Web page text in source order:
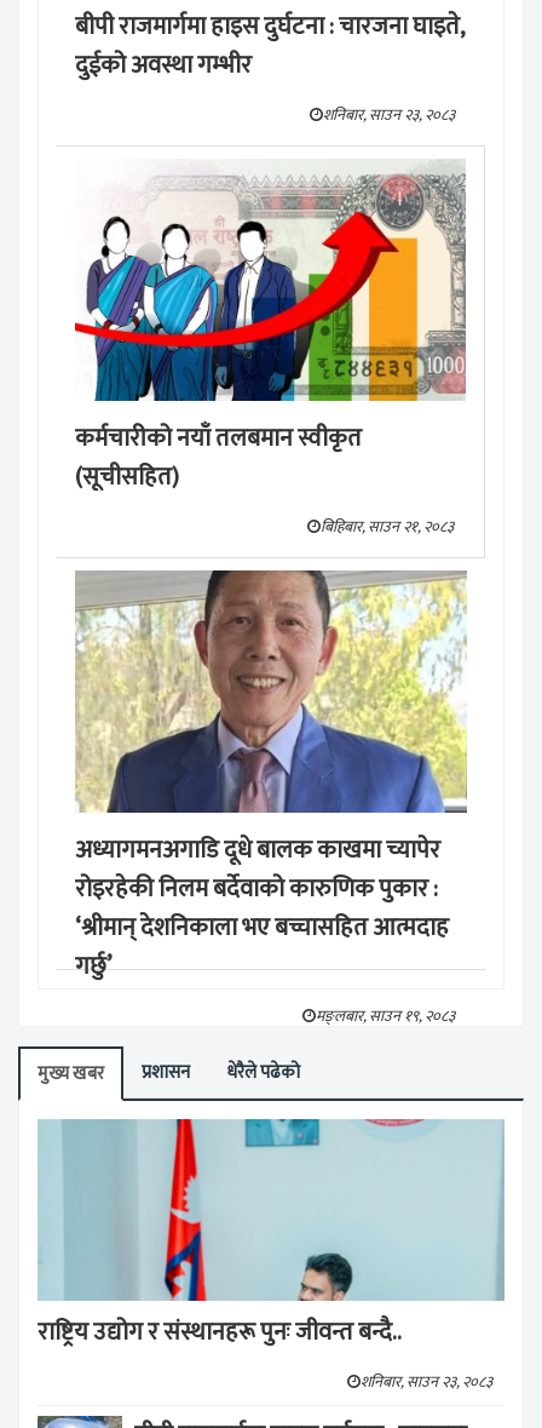
बीपी राजमार्गमा हाइस दुर्घटना : चारजना घाइते,
दुईको अवस्था गम्भीर
शनिबार, साउन २३, २०८३
कर्मचारीको नयाँ तलबमान स्वीकृत
(सूचीसहित)
बिहिबार, साउन २१, २०८३
अध्यागमनअगाडि दूधे बालक काखमा च्यापेर
रोइरहेकी निलम बर्देवाको कारुणिक पुकार :
‘श्रीमान् देशनिकाला भए बच्चासहित आत्मदाह
गर्छु’
मङ्लबार, साउन १९, २०८३
मुख्य खबर प्रशासन धेरैले पढेको
राष्ट्रिय उद्योग र संस्थानहरू पुनः जीवन्त बन्दै..
शनिबार, साउन २३, २०८३